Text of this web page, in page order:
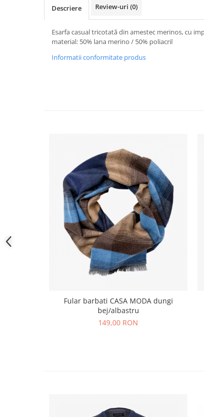
Descriere Review-uri (0)
Esarfa casual tricotată din amestec merinos, cu
material: 50% lana merino / 50% poliacril
Informatii conformitate produs
Fular barbati CASA MODA dungi
bej/albastru
149,00 RON